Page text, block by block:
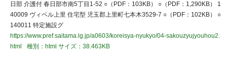
日部 介護付 春日部市南5丁目1-52 ○（PDF：103KB） ○（PDF：1,290KB） 1
40009 ヴィベル上里 住宅型 児玉郡上里町七本木3529-7 ○（PDF：102KB） ○
140011 特定施設グ
https://www.pref.saitama.lg.jp/a0603/koreisya-nyukyo/04-sakouzyujyouhou2.
html
種別：html サイズ：38.463KB